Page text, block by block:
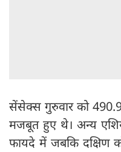
सेंसेक्स गुरुवार को
मजबूत हुए थे। अन्य
फायदे में जबकि दक्षिण